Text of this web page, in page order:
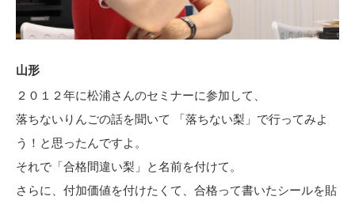
山形
２０１２年に松浦さんのセミナーに参加して、
落ちないりんごの話を聞いて 「落ちない梨」で行ってみよ
う！と思ったんですよ。
それで「合格間違い梨」と名前を付けて。
さらに、付加価値を付けたくて、合格って書いたシールを貼